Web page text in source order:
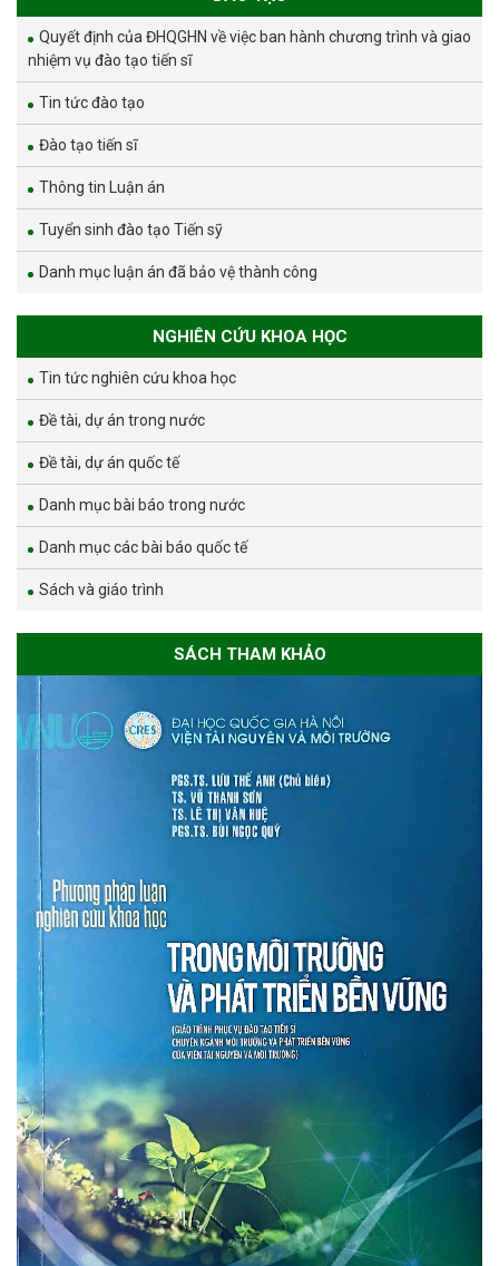
Quyết định của ĐHQGHN về việc ban hành chương trình và giao
nhiệm vụ đào tạo tiến sĩ
Tin tức đào tạo
Đào tạo tiến sĩ
Thông tin Luận án
Tuyển sinh đào tạo Tiến sỹ
Danh mục luận án đã bảo vệ thành công
NGHIÊN CỨU KHOA HỌC
Tin tức nghiên cứu khoa học
Đề tài, dự án trong nước
Đề tài, dự án quốc tế
Danh mục bài báo trong nước
Danh mục các bài báo quốc tế
Sách và giáo trình
SÁCH THAM KHẢO